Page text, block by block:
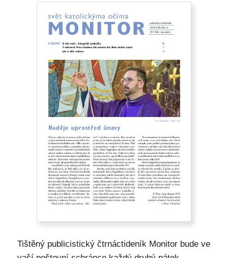
Tištěný publicistický čtrnáctideník Monitor bude ve